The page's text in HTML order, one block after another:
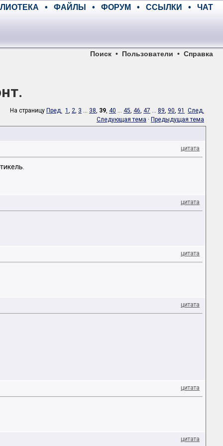
• ФАЙЛЫ • ФОРУМ • ССЫЛКИ • ЧАТ
Поиск • Пользователи • Справка
На страницу Пред. 1 , 2, 3 ... 38, 39, 40 ... 45, 46, 47 ... 89, 90, 91
След.
Следующая тема · Предыдущая тема
цитата
цитата
цитата
цитата
цитата
цитата